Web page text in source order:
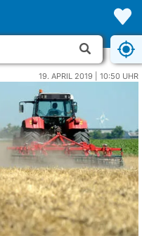
19. APRIL 2019 | 10:50 UHR